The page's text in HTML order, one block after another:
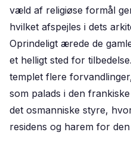
væld af religiøse formål
hvilket afspejles i dets
Oprindeligt ærede de
et helligt sted for
templet flere
som palads i den
det osmanniske styre,
residens og harem for